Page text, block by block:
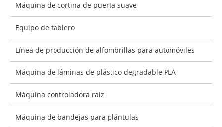
Máquina de cortina de puerta suave
Equipo de tablero
Línea de producción de alfombrillas para automóviles
Máquina de láminas de plástico degradable PLA
Máquina controladora raíz
Máquina de bandejas para plántulas